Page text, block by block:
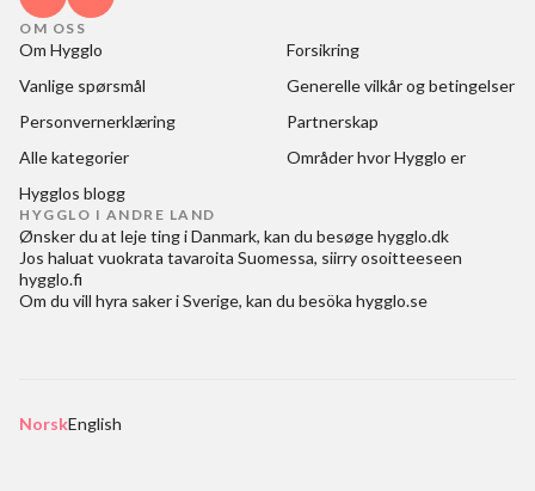
OM OSS
Om Hygglo
Forsikring
Vanlige spørsmål
Generelle vilkår og betingelser
Personvernerklæring
Partnerskap
Alle kategorier
Områder hvor Hygglo er
Hygglos blogg
HYGGLO I ANDRE LAND
Ønsker du at leje ting i Danmark, kan du besøgehygglo.dk
Jos haluat vuokrata tavaroita Suomessa, siirry osoitteeseen
hygglo.fi
Om du vill hyra saker i Sverige, kan du besöka hygglo.se
NorskEnglish